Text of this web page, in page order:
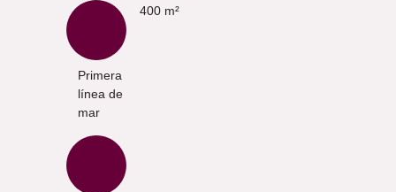
Primera
línea de
mar
400 m²